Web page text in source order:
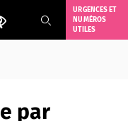
d'accessibilité
URGENCES ET
NUMÉROS
UTILES
par